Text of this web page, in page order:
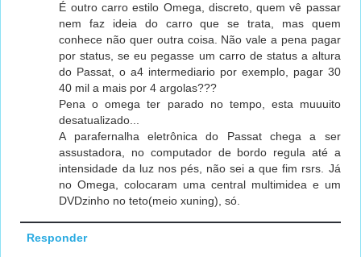
É outro carro estilo Omega, discreto, quem vê passar
nem faz ideia do carro que se trata, mas quem
conhece não quer outra coisa. Não vale a pena pagar
por status, se eu pegasse um carro de status a altura
do Passat, o a4 intermediario por exemplo, pagar 30
40 mil a mais por 4 argolas???
Pena o omega ter parado no tempo, esta muuuito
desatualizado...
A parafernalha eletrônica do Passat chega a ser
assustadora, no computador de bordo regula até a
intensidade da luz nos pés, não sei a que fim rsrs. Já
no Omega, colocaram uma central multimidea e um
DVDzinho no teto(meio xuning), só.
Responder